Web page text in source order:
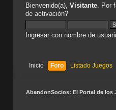
Bienvenido(a), Visitante. Por
de activación?
Ingresar con nombre de
Inicio Foro Listado Juegos
AbandonSocios: El Portal de los